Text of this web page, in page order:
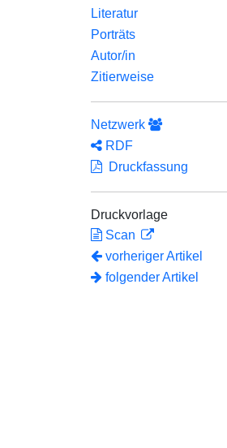
Literatur
Porträts
Autor/in
Zitierweise
Netzwerk
RDF
Druckfassung
Druckvorlage
Scan
vorheriger Artikel
folgender Artikel